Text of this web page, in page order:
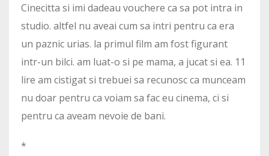
Cinecitta si imi dadeau vouchere ca sa pot intra in
studio. altfel nu aveai cum sa intri pentru ca era
un paznic urias. la primul film am fost figurant
intr-un bilci. am luat-o si pe mama, a jucat si ea. 11
lire am cistigat si trebuei sa recunosc ca munceam
nu doar pentru ca voiam sa fac eu cinema, ci si
pentru ca aveam nevoie de bani.
*